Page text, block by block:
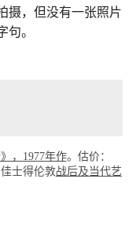
摄，但没有一张照片
句。
，1977年作。估价：
士得伦敦战后及当代艺